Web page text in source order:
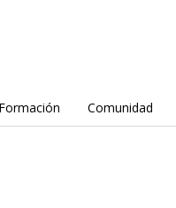
Formación Comunidad